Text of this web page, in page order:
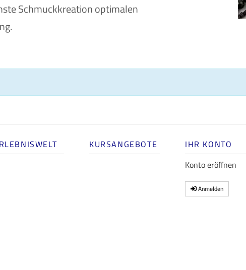
Schmuckkreation optimalen
KURSANGEBOTE
IHR KONTO
Konto eröffnen
Anmelden